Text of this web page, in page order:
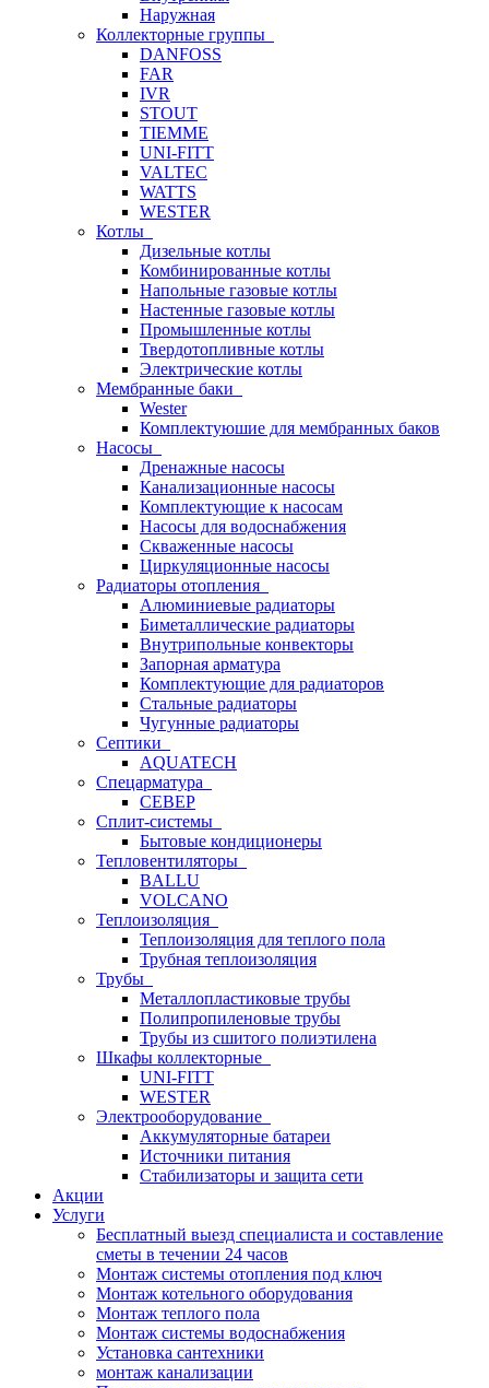
Наружная
Коллекторные группы
DANFOSS
FAR
IVR
STOUT
TIEMME
UNI-FITT
VALTEC
WATTS
WESTER
Котлы
Дизельные котлы
Комбинированные котлы
Напольные газовые котлы
Настенные газовые котлы
Промышленные котлы
Твердотопливные котлы
Электрические котлы
Мембранные баки
Wester
Комплектуюшие для мембранных баков
Насосы
Дренажные насосы
Канализационные насосы
Комплектующие к насосам
Насосы для водоснабжения
Скваженные насосы
Циркуляционные насосы
Радиаторы отопления
Алюминиевые радиаторы
Биметаллические радиаторы
Внутрипольные конвекторы
Запорная арматура
Комплектующие для радиаторов
Стальные радиаторы
Чугунные радиаторы
Септики
AQUATECH
Спецарматура
СЕВЕР
Сплит-системы
Бытовые кондиционеры
Тепловентиляторы
BALLU
VOLCANO
Теплоизоляция
Теплоизоляция для теплого пола
Трубная теплоизоляция
Трубы
Металлопластиковые трубы
Полипропиленовые трубы
Трубы из сшитого полиэтилена
Шкафы коллекторные
UNI-FITT
WESTER
Электрооборудование
Аккумуляторные батареи
Источники питания
Стабилизаторы и защита сети
Акции
Услуги
Бесплатный выезд специалиста и составление
сметы в течении 24 часов
Монтаж системы отопления под ключ
Монтаж котельного оборудования
Монтаж теплого пола
Монтаж системы водоснабжения
Установка сантехники
монтаж канализации